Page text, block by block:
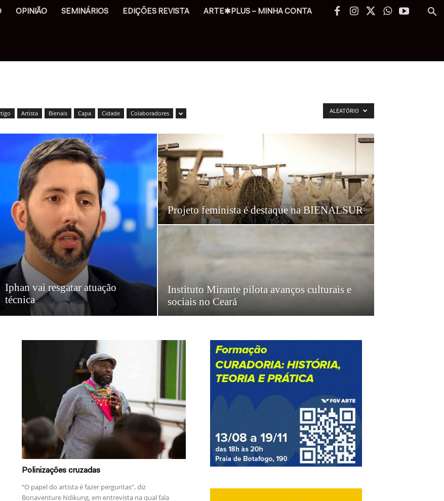
OPINIÃO SEMINÁRIOS EDIÇÕES REVISTA ARTE✱PLUS – MINHA CONTA
Artista Bienais Capa Cidade Colaboradores ALEATÓRIO
Iphan vai resgatar atuação
técnica
Projeto feminista é destaque na BIENALSUR
Instituto Mirante pilota avanços culturais e
sociais no Ceará
Polinizações cruzadas
“O papel do artista é fazer perguntas”, diz
Bonaventure Ndikung, em entrevista na qual fala